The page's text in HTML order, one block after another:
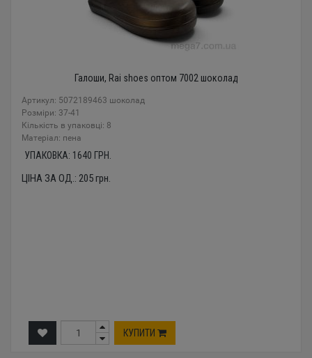
Галоши, Rai shoes оптом 7002 шоколад
Артикул: 5072189463 шоколад
Розміри: 37-41
Кількість в упаковці: 8
Mатеріал: пена
УПАКОВКА: 1640 ГРН.
ЦІНА ЗА ОД.: 205грн.
КУПИТИ